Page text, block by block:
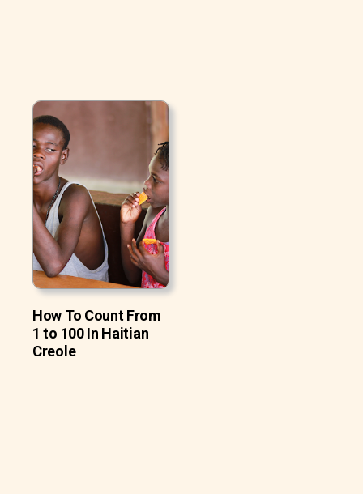
How To Count From
1 to 100 In Haitian
Creole